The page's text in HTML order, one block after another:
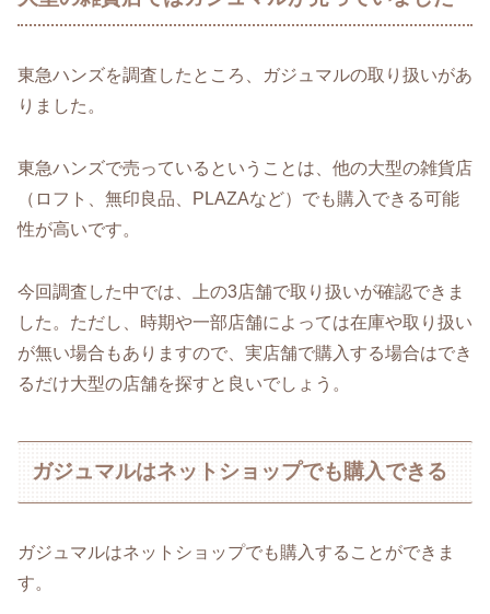
東急ハンズを調査したところ、ガジュマルの取り扱いがあ
りました。
東急ハンズで売っているということは、他の大型の雑貨店
（ロフト、無印良品、PLAZAなど）でも購入できる可能
性が高いです。
今回調査した中では、上の3店舗で取り扱いが確認できま
した。ただし、時期や一部店舗によっては在庫や取り扱い
が無い場合もありますので、実店舗で購入する場合はでき
るだけ大型の店舗を探すと良いでしょう。
ガジュマルはネットショップでも購入できる
ガジュマルはネットショップでも購入することができま
す。